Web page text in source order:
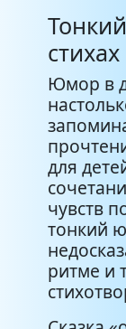
стихах
Юмор в
для
чувств
тонкий
ритме и